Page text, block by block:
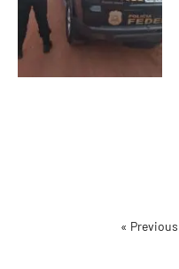
« Previous